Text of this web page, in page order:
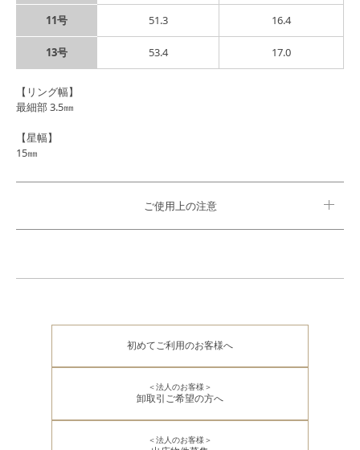
11号 51.3 16.4
13号 53.4 17.0
【リング幅】
最細部 3.5㎜
【星幅】
15㎜
ご使用上の注意
初めてご利用のお客様へ
＜法人のお客様＞
卸取引ご希望の方へ
＜法人のお客様＞